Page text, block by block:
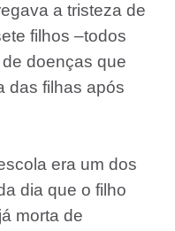
a tristeza de
filhos –todos
doenças que
das filhas após
era um dos
dia que o filho
morta de